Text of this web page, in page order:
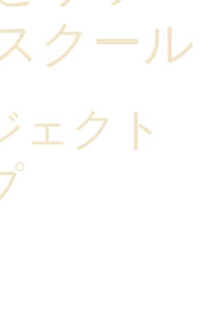
クール
ェクト